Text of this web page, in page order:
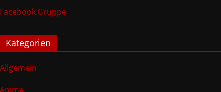
Facebook Gruppe
Kategorien
Allgemein
Anime